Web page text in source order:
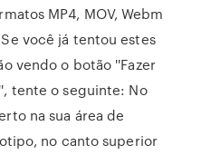
MP4, MOV, Webm
você já tentou estes
vendo o botão ''Fazer
tente o seguinte: No
na sua área de
no canto superior